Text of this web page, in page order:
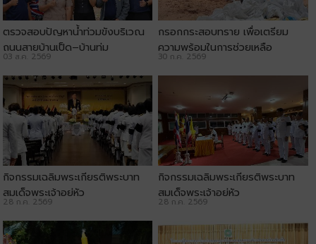
ตรวจสอบปัญหาน้ำท่วมขังบริเวณ
ถนนสายบ้านเป็ด–บ้านทุ่ม
03 ส.ค. 2569
กรอกกระสอบทราย เพื่อเตรียม
ความพร้อมในการช่วยเหลือ
ประชาชน
30 ก.ค. 2569
กิจกรรมเฉลิมพระเกียรติพระบาท
สมเด็จพระเจ้าอยู่หัว
28 ก.ค. 2569
กิจกรรมเฉลิมพระเกียรติพระบาท
สมเด็จพระเจ้าอยู่หัว
28 ก.ค. 2569